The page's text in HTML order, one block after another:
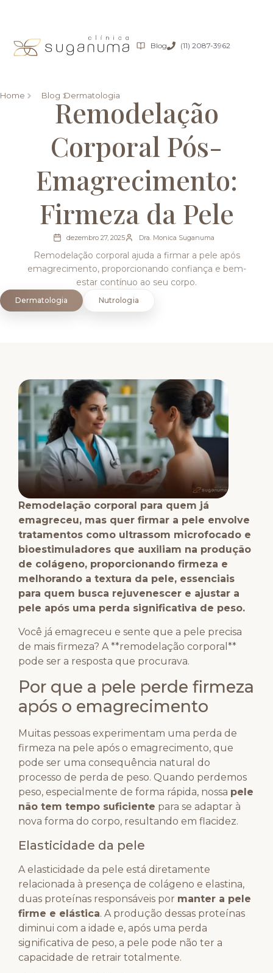
Blog (11) 2087-3962
Home Blog Dermatologia
Remodelação
Corporal Pós-
Emagrecimento:
Firmeza da Pele
dezembro 27, 2025 Dra. Monica Suganuma
Remodelação corporal ajuda a firmar a pele após
emagrecimento, proporcionando confiança e bem-
estar contínuo ao seu corpo.
Dermatologia Nutrologia
Remodelação corporal para quem já
emagreceu, mas quer firmar a pele envolve
tratamentos como ultrassom microfocado e
bioestimuladores que auxiliam na produção
de colágeno, proporcionando firmeza e
melhorando a textura da pele, essenciais
para quem busca rejuvenescer e ajustar a
pele após uma perda significativa de peso.
Você já emagreceu e sente que a pele precisa
de mais firmeza? A **remodelação corporal**
pode ser a resposta que procurava.
Por que a pele perde firmeza
após o emagrecimento
Muitas pessoas experimentam uma perda de
firmeza na pele após o emagrecimento, que
pode ser uma consequência natural do
processo de perda de peso. Quando perdemos
peso, especialmente de forma rápida, nossa pele
não tem tempo suficiente para se adaptar à
nova forma do corpo, resultando em flacidez.
Elasticidade da pele
A elasticidade da pele está diretamente
relacionada à presença de colágeno e elastina,
duas proteínas responsáveis por manter a pele
firme e elástica. A produção dessas proteínas
diminui com a idade e, após uma perda
significativa de peso, a pele pode não ter a
capacidade de retrair totalmente.